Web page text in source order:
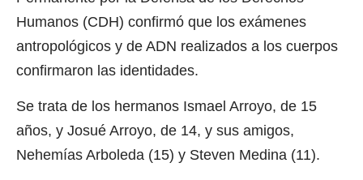
Humanos (CDH) confirmó que los exámenes
antropológicos y de ADN realizados a los cuerpos
confirmaron las identidades.
Se trata de los hermanos Ismael Arroyo, de 15
años, y Josué Arroyo, de 14, y sus amigos,
Nehemías Arboleda (15) y Steven Medina (11).